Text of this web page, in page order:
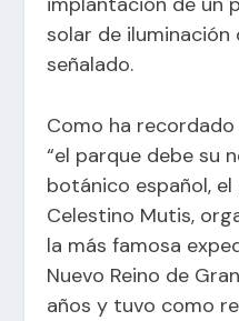
solar de iluminación
señalado.
Como ha
“el parque debe su
botánico español,
Celestino Mutis,
la más famosa
Nuevo Reino de
años y tuvo como